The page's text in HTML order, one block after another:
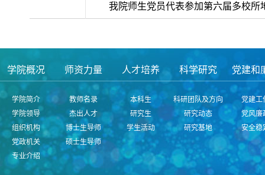
我院师生党员代表参加第六届多校
学院概况
学院简介
学院领导
组织机构
党政机关
专业介绍
师资力量
教师名录
杰出人才
博士生导师
硕士生导师
人才培养
本科生
研究生
学生活动
科学研究
科研团队及方向
研究动态
研究基地
党建和
党建工
党风廉
安全稳